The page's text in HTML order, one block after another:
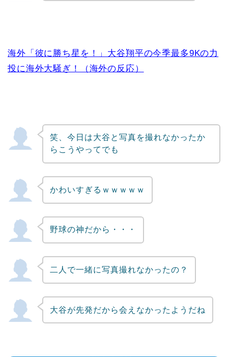
海外「彼に勝ち星を！」大谷翔平の今季最多9Kの力
投に海外大騒ぎ！（海外の反応）
笑、今日は大谷と写真を撮れなかったか
らこうやってでも
かわいすぎるｗｗｗｗｗ
野球の神だから・・・
二人で一緒に写真撮れなかったの？
大谷が先発だから会えなかったようだね